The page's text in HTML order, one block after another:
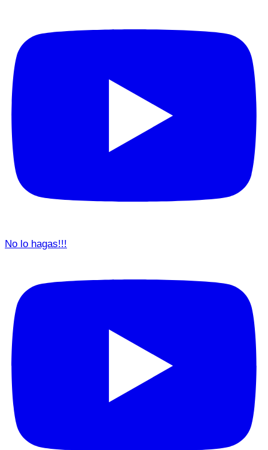
No lo hagas!!!